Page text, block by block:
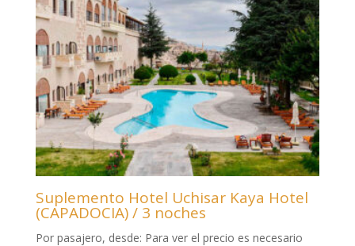
Suplemento Hotel Uchisar Kaya Hotel
(CAPADOCIA) / 3 noches
Por pasajero, desde: Para ver el precio es necesario